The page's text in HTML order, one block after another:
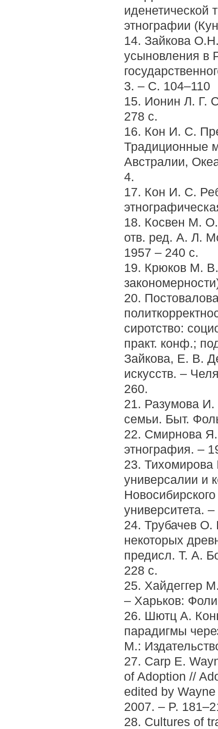
иденетической
этнографии
14. Зайкова
усыновления в
3. – С. 104–110
15. Ионин Л. Г.
278 с.
16. Кон И. С.
Традиционные
Австралии,
4.
17. Кон И. С.
18. Косвен М. О.
отв. ред. А. Л.
1957 – 240 с.
19. Крюков М.
20.
сиротство:
практ. конф.;
Зайкова, Е. В.
искусств. –
260.
21. Разумова И.
семьи. Быт.
22. Смирнова
этнография. –
23.
универсалии и
Новосибирского
университета.
24. Трубачев О.
некоторых
предисл. Т. А.
228 с.
25. Хайдеггер
– Харьков:
26. Шютц А.
парадигмы
М.:
27. Carp E.
of Adoption //
edited by
2007. – P.
28. Cultures of